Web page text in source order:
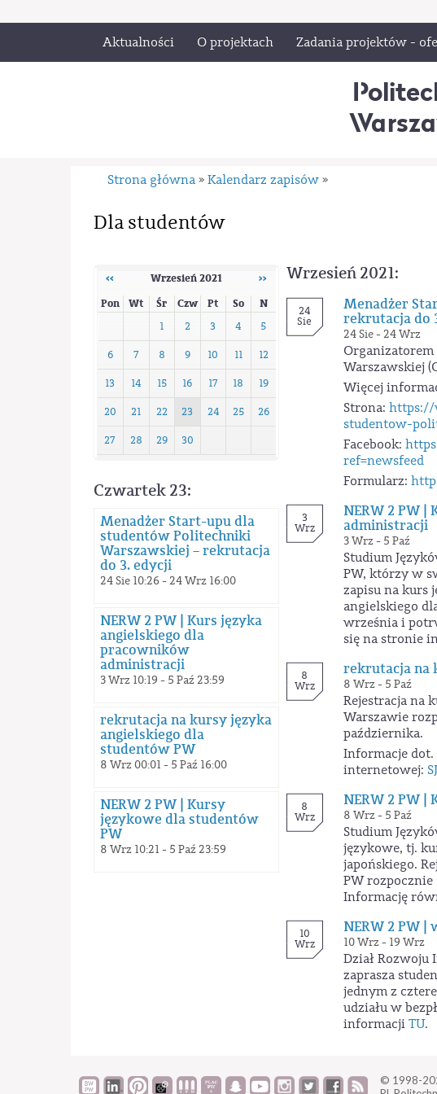
Aktualności O projektach Zadania projektów -
Strona główna » Kalendarz zapisów »
Dla studentów
‹‹ Wrzesień 2021
››
Pon
Wt Śr Czw Pt So N
1 2 3 4 5
6 7 8 9 10 11 12
13 14 15 16 17 18 19
20 21 22 23 24 25 26
27 28 29 30
Czwartek 23:
Menadżer Start-upu dla
studentów Politechniki
Warszawskiej – rekrutacja
do 3. edycji
24 Sie 10:26 - 24 Wrz 16:00
NERW 2 PW | Kurs języka
angielskiego dla
pracowników
administracji
3 Wrz 10:19 - 5 Paź 23:59
rekrutacja na kursy języka
angielskiego dla
studentów PW
8 Wrz 00:01 - 5 Paź 16:00
NERW 2 PW | Kursy
językowe dla studentów
PW
8 Wrz 10:21 - 5 Paź 23:59
Wrzesień 2021:
24
Sie
Menadżer
rekrutacja do
24 Sie - 24 Wrz
Warszawskiej
Więcej
Strona: https://
studentow-
Facebook:
ref=newsfeed
Formularz:
3
Wrz
NERW 2 PW
administracji
3 Wrz - 5 Paź
Studium
PW, którzy w
zapisu na kurs
angielskiego
września i
się na stronie
8
Wrz
rekrutacja na
8 Wrz - 5 Paź
Rejestracja na
Warszawie
października.
Informacje dot.
internetowej:
8
Wrz
NERW 2 PW
8 Wrz - 5 Paź
Studium
językowe, tj.
japońskiego.
PW
Informację
10
Wrz
NERW 2 PW
10 Wrz - 19 Wrz
Dział Rozwoju
zaprasza
jednym z
udziału w
informacji TU.
© 1998-